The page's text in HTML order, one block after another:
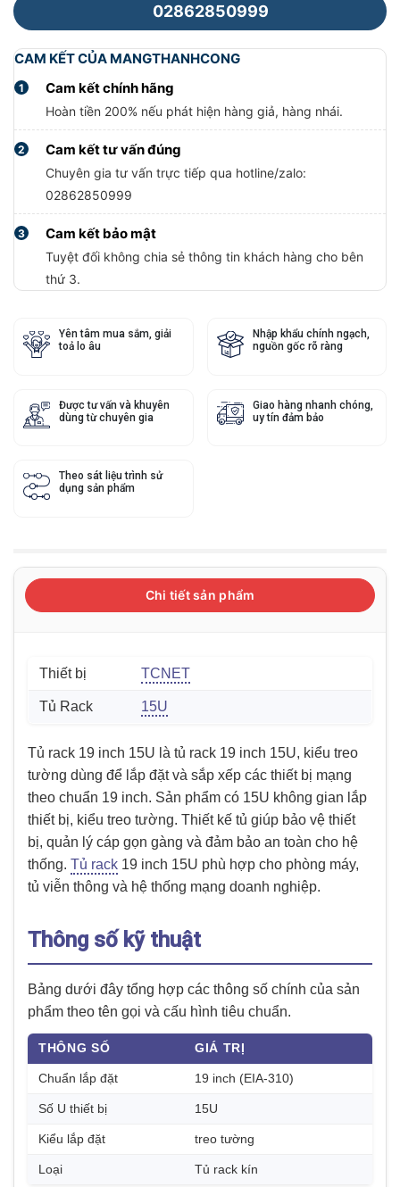
02862850999
CAM KẾT CỦA MANGTHANHCONG
1 Cam kết chính hãng
Hoàn tiền 200% nếu phát hiện hàng giả, hàng nhái.
2 Cam kết tư vấn đúng
Chuyên gia tư vấn trực tiếp qua hotline/zalo:
02862850999
3 Cam kết bảo mật
Tuyệt đối không chia sẻ thông tin khách hàng cho bên
thứ 3.
Yên tâm mua sắm, giải
toả lo âu
Nhập khẩu chính ngạch,
nguồn gốc rõ ràng
Được tư vấn và khuyên
dùng từ chuyên gia
Giao hàng nhanh chóng,
uy tín đảm bảo
Theo sát liệu trình sử
dụng sản phẩm
Chi tiết sản phẩm
Thiết bị TCNET
Tủ Rack 15U
Tủ rack 19 inch 15U là tủ rack 19 inch 15U, kiểu treo
tường dùng để lắp đặt và sắp xếp các thiết bị mạng
theo chuẩn 19 inch. Sản phẩm có 15U không gian lắp
thiết bị, kiểu treo tường. Thiết kế tủ giúp bảo vệ thiết
bị, quản lý cáp gọn gàng và đảm bảo an toàn cho hệ
thống. Tủ rack 19 inch 15U phù hợp cho phòng máy,
tủ viễn thông và hệ thống mạng doanh nghiệp.
Thông số kỹ thuật
Bảng dưới đây tổng hợp các thông số chính của sản
phẩm theo tên gọi và cấu hình tiêu chuẩn.
THÔNG SỐ GIÁ TRỊ
Chuẩn lắp đặt 19 inch (EIA-310)
Số U thiết bị 15U
Kiểu lắp đặt treo tường
Loại Tủ rack kín